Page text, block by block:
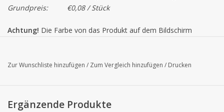
Grundpreis:
€0,08 / Stück
Achtung! Die Farbe von das Produkt auf dem Bildschirm
Dieses Produkt ist ein Saisonsprodukt, das heißt solange der
Zur Wunschliste hinzufügen / Zum Vergleich hinzufügen / Drucken
Ergänzende Produkte